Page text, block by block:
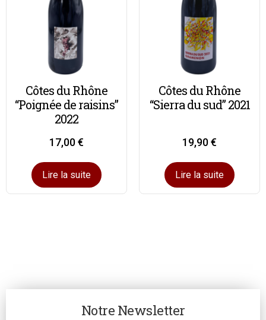
Côtes du Rhône
“Poignée de raisins”
2022
17,00€
Lire la suite
Côtes du Rhône
“Sierra du sud” 2021
19,90€
Lire la suite
Notre Newsletter